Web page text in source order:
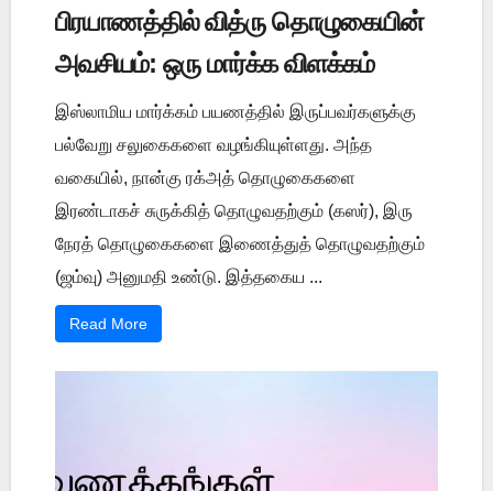
பிரயாணத்தில் வித்ரு தொழுகையின்
அவசியம்: ஒரு மார்க்க விளக்கம்
இஸ்லாமிய மார்க்கம் பயணத்தில் இருப்பவர்களுக்கு
பல்வேறு சலுகைகளை வழங்கியுள்ளது. அந்த
வகையில், நான்கு ரக்அத் தொழுகைகளை
இரண்டாகச் சுருக்கித் தொழுவதற்கும் (கஸர்), இரு
நேரத் தொழுகைகளை இணைத்துத் தொழுவதற்கும்
(ஜம்வு) அனுமதி உண்டு. இத்தகைய ...
Read More